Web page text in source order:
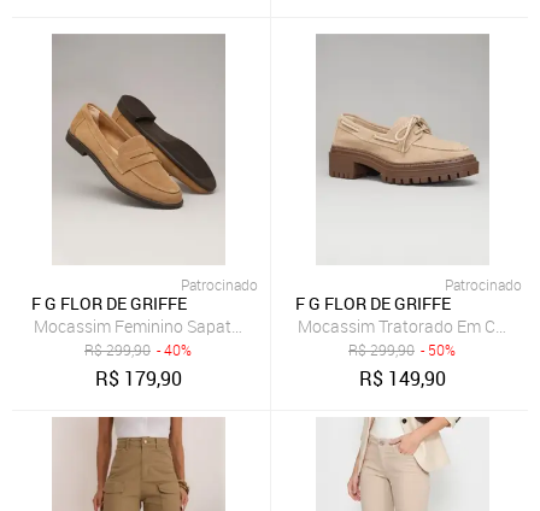
Patrocinado
F G FLOR DE GRIFFE
Mocassim Feminino Sapato Em Couro Legítimo Areia Flor de Griffe
R$299,90 - 40%
R$ 179,90
Patrocinado
F G FLOR DE GRIFFE
Mocassim Tratorado Em Couro
R$299,90 - 50%
R$ 149,90